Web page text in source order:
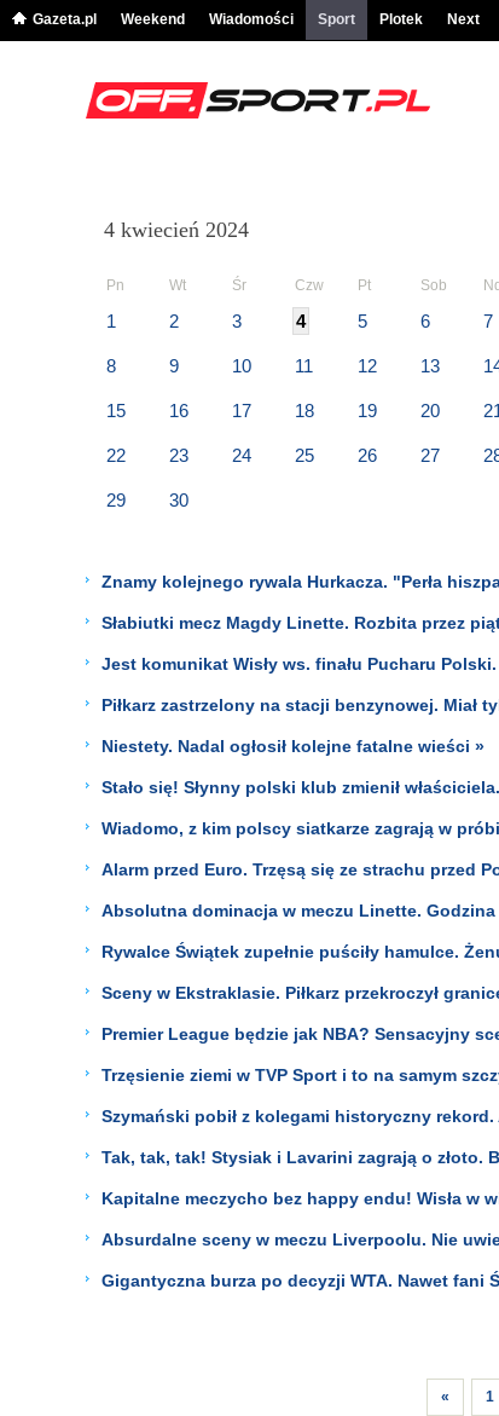
Gazeta.pl Weekend Wiadomości Sport Plotek Next
4 kwiecień 2024
Pn Wt Śr Czw Pt Sob
1 2 3 4 5 6 7
8 9 10 11 12 13
15 16 17 18 19 20
22 23 24 25 26 27
29 30
Znamy kolejnego rywala Hurkacza. "Perła
Słabiutki mecz Magdy Linette. Rozbita przez
Jest komunikat Wisły ws. finału Pucharu
Piłkarz zastrzelony na stacji benzynowej. Miał
Niestety. Nadal ogłosił kolejne fatalne wieści »
Stało się! Słynny polski klub zmienił
Wiadomo, z kim polscy siatkarze zagrają w
Alarm przed Euro. Trzęsą się ze strachu przed
Absolutna dominacja w meczu Linette.
Rywalce Świątek zupełnie puściły hamulce.
Sceny w Ekstraklasie. Piłkarz przekroczył
Premier League będzie jak NBA? Sensacyjny
Trzęsienie ziemi w TVP Sport i to na samym
Szymański pobił z kolegami historyczny
Tak, tak, tak! Stysiak i Lavarini zagrają o złoto.
Kapitalne meczycho bez happy endu! Wisła w
Absurdalne sceny w meczu Liverpoolu. Nie
Gigantyczna burza po decyzji WTA. Nawet fani
« 1